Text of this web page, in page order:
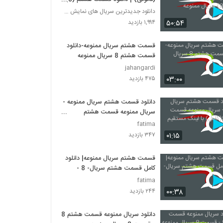
۵۰:۵۴
سریال ممنوعه
دانلود جدیدترین سریال های نمایش خانگی
۱,۹۹۴ بازدید
۰۳:۰۰
قسمت هشتم سریال ممنوعه-دانلود
قسمت هشتم 8 سریال ممنوعه
jahangardi
۴۷۵ بازدید
۰۱:۱۵
دانلود قسمت هشتم سریال ممنوعه -
سریال ممنوعه قسمت هشتم
8(کامل) با لینک مستقیم
fatima
۳۴۷ بازدید
۰۰:۳۸
قسمت هشتم سریال ممنوعه| دانلود
کامل قسمت هشتم سریال- 8 -
fatima
۲۴۴ بازدید
دانلود سریال ممنوعه قسمت هشتم 8